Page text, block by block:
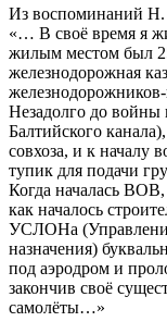
Из воспоминаний
«… В своё время я
жилым местом был
железнодорожная
Незадолго до войны
Балтийского
совхоза, и к началу
тупик для подачи
Когда началась ВОВ,
как началось
УСЛОНа
назначения)
под аэродром и
закончив своё
самолёты…»